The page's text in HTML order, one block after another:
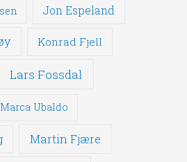
Jon Espeland
Konrad Fjell
Lars Fossdal
Marca Ubaldo
Martin Fjære